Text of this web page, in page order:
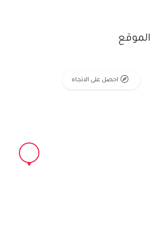
الموقع
احصل على الاتجاه